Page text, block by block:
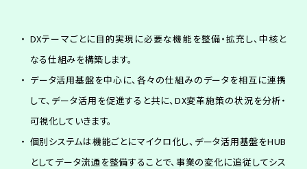
DXテーマごとに目的実現に必要な機能を整備・拡充し、中核と
なる仕組みを構築します。
データ活用基盤を中心に、各々の仕組みのデータを相互に連携
して、データ活用を促進すると共に、DX変革施策の状況を分析・
可視化していきます。
個別システムは機能ごとにマイクロ化し、データ活用基盤をHUB
としてデータ流通を整備することで、事業の変化に追従してシス